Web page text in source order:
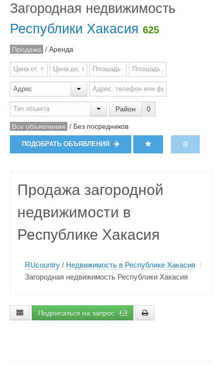
Загородная недвижимость
Республики Хакасия 625
Продажа / Аренда
Район 0
Все объявления / Без посредников
ПОДОБРАТЬ ОБЪЯВЛЕНИЯ
Продажа загородной
недвижимости в
Республике Хакасия
RUcountry / Недвижимость в Республике Хакасия /
Загородная недвижимость Республики Хакасия
Подписаться на запрос